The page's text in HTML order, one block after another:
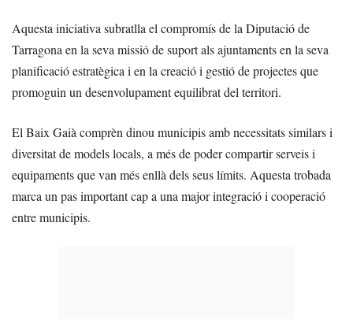
Aquesta iniciativa subratlla el compromís de la Diputació de
Tarragona en la seva missió de suport als ajuntaments en la seva
planificació estratègica i en la creació i gestió de projectes que
promoguin un desenvolupament equilibrat del territori.
El Baix Gaià comprèn dinou municipis amb necessitats similars i
diversitat de models locals, a més de poder compartir serveis i
equipaments que van més enllà dels seus límits. Aquesta trobada
marca un pas important cap a una major integració i cooperació
entre municipis.